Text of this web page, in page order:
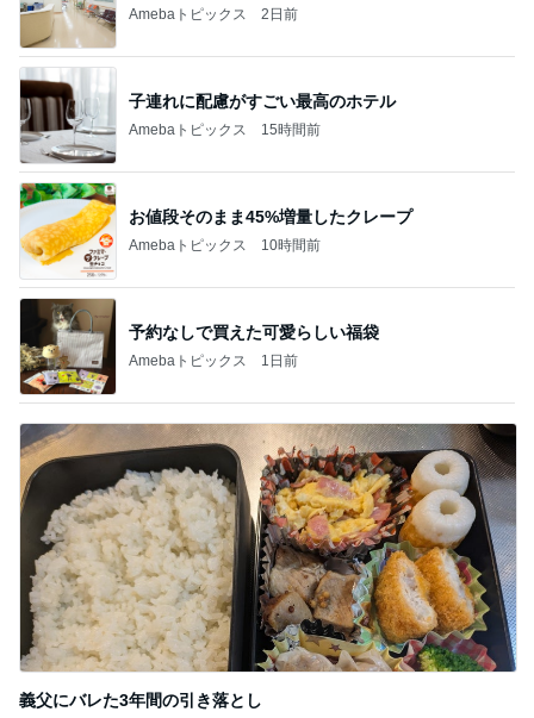
Amebaトピックス 2日前
子連れに配慮がすごい最高のホテル
Amebaトピックス 15時間前
お値段そのまま45%増量したクレープ
Amebaトピックス 10時間前
予約なしで買えた可愛らしい福袋
Amebaトピックス 1日前
義父にバレた3年間の引き落とし